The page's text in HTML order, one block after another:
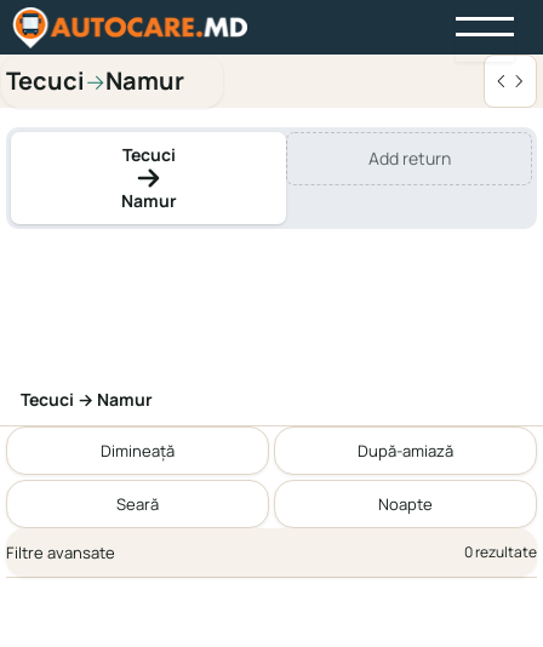
Tecuci→Namur
Tecuci
Namur
Add return
Tecuci → Namur
Dimineață După-amiază
Seară Noapte
Filtre avansate 0 rezultate